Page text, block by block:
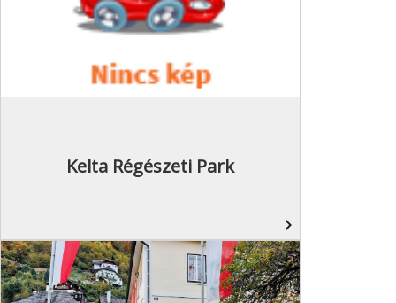
Kelta Régészeti Park
navigate_next